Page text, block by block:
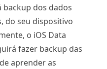
dos dados
do seu dispositivo
o iOS Data
fazer backup das
aprender as